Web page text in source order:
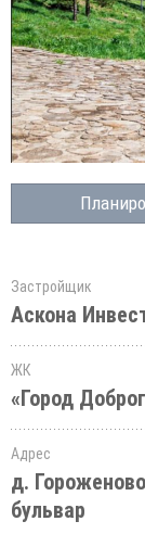
Застройщик
Аскона
ЖК
«Город
Адрес
д.
бульвар